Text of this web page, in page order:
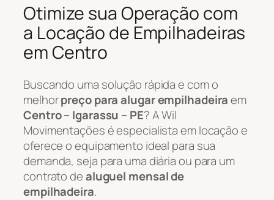
Otimize sua Operação com
a Locação de Empilhadeiras
em Centro
Buscando uma solução rápida e com o
melhorpreço para alugar empilhadeiraem
Centro – Igarassu – PE? A Wil
Movimentações é especialista em locação e
oferece o equipamento ideal para sua
demanda, seja para uma diária ou para um
contrato dealuguel mensal de
empilhadeira.